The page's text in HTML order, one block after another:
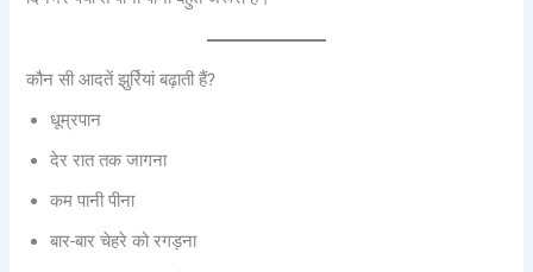
कौन सी आदतें झुर्रियां बढ़ाती हैं?
धूम्रपान
देर रात तक जागना
कम पानी पीना
बार-बार चेहरे को रगड़ना